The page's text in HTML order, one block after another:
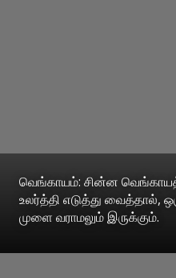
வெங்காயம்: சின்ன
உலர்த்தி எடுத்து வைத்தால்,
முளை வராமலும் இருக்கும்.